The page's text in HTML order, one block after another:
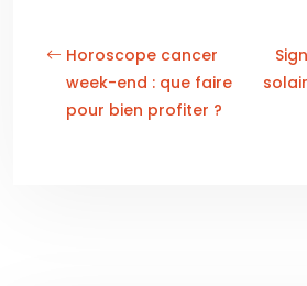
Horoscope cancer
week-end : que faire
pour bien profiter ?